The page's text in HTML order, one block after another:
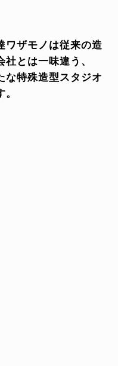
ワザモノは従来の造
社とは一味違う、
な特殊造型スタジオ
。